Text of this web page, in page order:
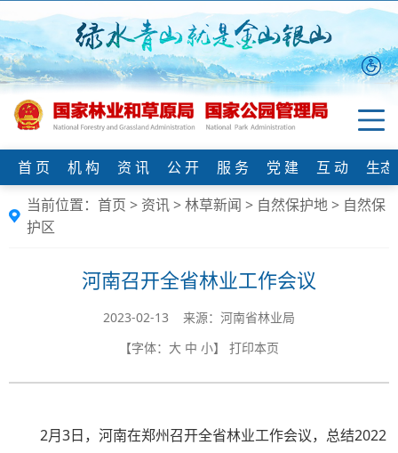
首 页 机 构 资 讯 公 开 服 务 党 建 互 动
生
当前位置： 首页 > 资讯>林草新闻 > 自然保护地> 自然保
护区
河南召开全省林业工作会议
2023-02-13 来源：河南省林业局
【字体： 大 中 小】 打印本页
2月3日，河南在郑州召开全省林业工作会议，总结2022